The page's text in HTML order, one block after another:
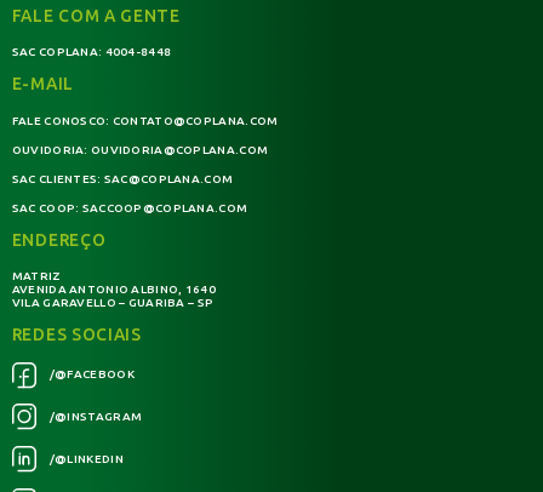
FALE COM A GENTE
SAC COPLANA: 4004-8448
E-MAIL
FALE CONOSCO: CONTATO@COPLANA.COM
OUVIDORIA: OUVIDORIA@COPLANA.COM
SAC CLIENTES: SAC@COPLANA.COM
SAC COOP: SACCOOP@COPLANA.COM
ENDEREÇO
MATRIZ
AVENIDA ANTONIO ALBINO, 1640
VILA GARAVELLO – GUARIBA – SP
REDES SOCIAIS
/@FACEBOOK
/@INSTAGRAM
/@LINKEDIN